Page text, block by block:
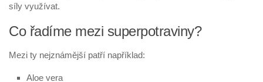
síly využívat.
Co řadíme mezi superpotraviny?
Mezi ty nejznámější patří například:
Aloe vera